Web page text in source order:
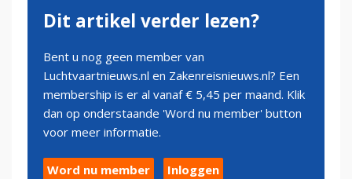
Dit artikel verder lezen?
Bent u nog geen member van
Luchtvaartnieuws.nl en Zakenreisnieuws.nl? Een
membership is er al vanaf € 5,45 per maand. Klik
dan op onderstaande 'Word nu member' button
voor meer informatie.
Word nu member Inloggen